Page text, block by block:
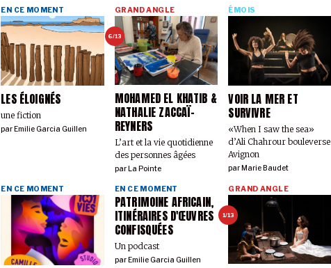
LES ÉLOIGNÉS
une fiction
EN CE MOMENT
par Emilie Garcia Guillen
6/13
MOHAMED EL KHATIB &
NATHALIE ZACCAÏ-
REYNERS
L’art et la vie quotidienne
des personnes âgées
GRAND ANGLE
par La Pointe
VOIR LA MER ET
SURVIVRE
«When I saw the sea»
d’Ali Chahrour bouleverse
Avignon
ÉMOIS
par Marie Baudet
EN CE MOMENT
PATRIMOINE AFRICAIN,
ITINÉRAIRES D'ŒUVRES
CONFISQUÉES
Un podcast
EN CE MOMENT
par Emilie Garcia Guillen
1/13
GRAND ANGLE